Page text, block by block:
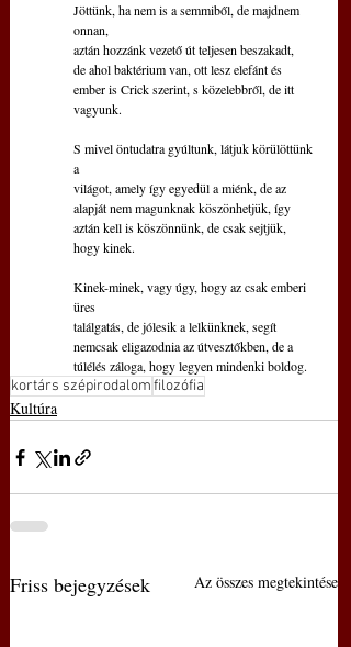
Jöttünk, ha nem is a semmiből, de majdnem
onnan,
aztán hozzánk vezető út teljesen beszakadt,
de ahol baktérium van, ott lesz elefánt és
ember is Crick szerint, s közelebbről, de itt
vagyunk.
S mivel öntudatra gyúltunk, látjuk körülöttünk
a
világot, amely így egyedül a miénk, de az
alapját nem magunknak köszönhetjük, így
aztán kell is köszönnünk, de csak sejtjük,
hogy kinek.
Kinek-minek, vagy úgy, hogy az csak emberi
üres
találgatás, de jólesik a lelkünknek, segít
nemcsak eligazodnia az útvesztőkben, de a
túlélés záloga, hogy legyen mindenki boldog.
kortárs szépirodalomfilozófia
Kultúra
Friss bejegyzések Az összes megtekintése